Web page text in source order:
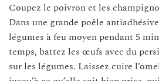
Coupez le poivron et les
Dans une grande poêle
légumes à feu moyen pendant 5
temps, battez les œufs avec du
sur les légumes. Laissez cuire